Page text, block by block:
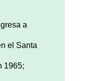
a
el Santa
1965;